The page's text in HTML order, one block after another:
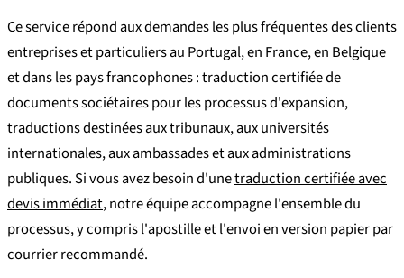
Ce service répond aux demandes les plus fréquentes des clients
entreprises et particuliers au Portugal, en France, en Belgique
et dans les pays francophones : traduction certifiée de
documents sociétaires pour les processus d'expansion,
traductions destinées aux tribunaux, aux universités
internationales, aux ambassades et aux administrations
publiques. Si vous avez besoin d'unetraduction certifiée avec
devis immédiat, notre équipe accompagne l'ensemble du
processus, y compris l'apostille et l'envoi en version papier par
courrier recommandé.